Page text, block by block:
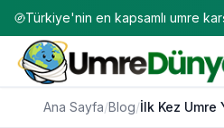
Türkiye'nin en kapsamlı umre
Ana Sayfa/Blog/İlk Kez Umre